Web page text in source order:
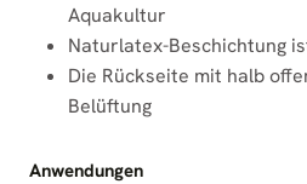
Aquakultur
Naturlatex-Beschichtung
Die Rückseite mit halb
Belüftung
Anwendungen